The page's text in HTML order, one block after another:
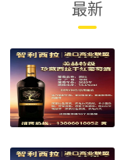
最新